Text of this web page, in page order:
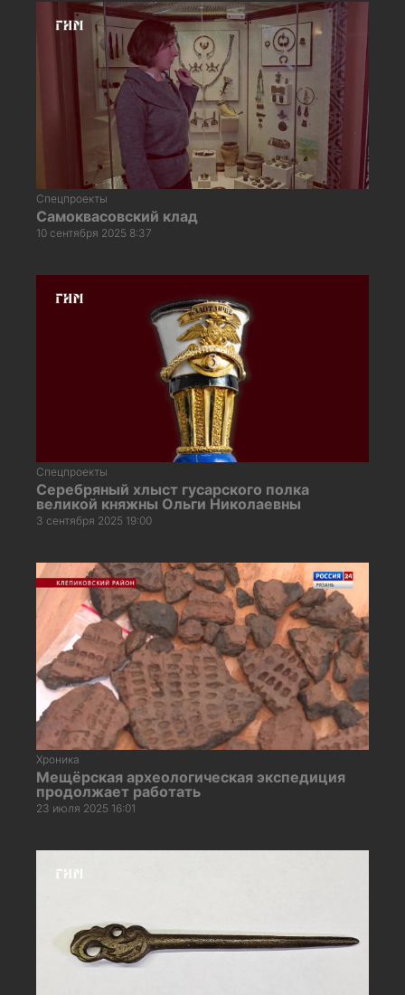
Спецпроекты
Самоквасовский клад
10 сентября 2025 8:37
Спецпроекты
Серебряный хлыст гусарского полка
великой княжны Ольги Николаевны
3 сентября 2025 19:00
Хроника
Мещёрская археологическая экспедиция
продолжает работать
23 июля 2025 16:01